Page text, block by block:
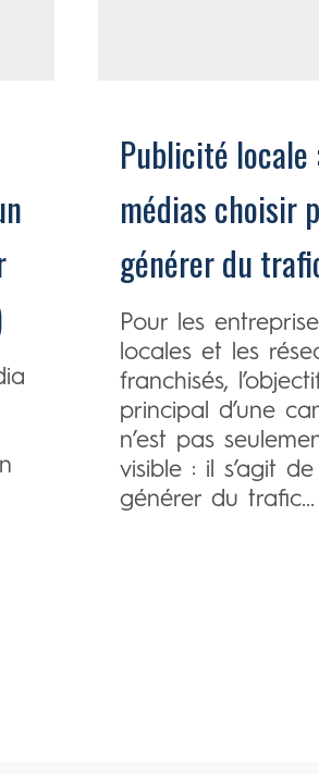
Publicité locale
médias choisir
générer du
Pour les
locales et les
franchisés,
principal d’une
n’est pas
visible : il s’agit de
générer du trafic...